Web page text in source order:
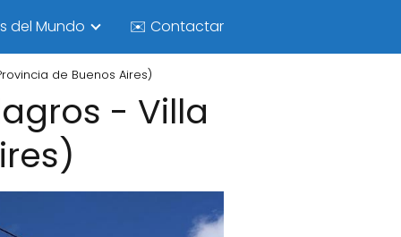
del Mundo ✉️ Contactar
de Buenos Aires)
- Villa